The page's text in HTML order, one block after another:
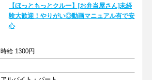
【ほっともっとクルー】[お弁当屋さん]未経
験大歓迎！やりがい◎動画マニュアル有で安
心
時給 1300円